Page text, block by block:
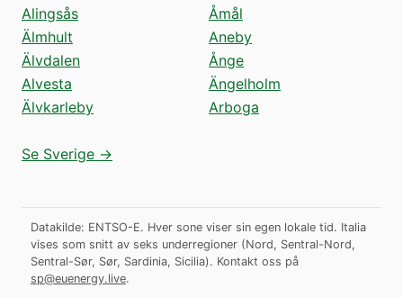
Alingsås
Älmhult
Älvdalen
Alvesta
Älvkarleby
Åmål
Aneby
Ånge
Ängelholm
Arboga
Se Sverige →
Datakilde: ENTSO-E. Hver sone viser sin egen lokale tid. Italia
vises som snitt av seks underregioner (Nord, Sentral-Nord,
Sentral-Sør, Sør, Sardinia, Sicilia). Kontakt oss på
sp@euenergy.live.